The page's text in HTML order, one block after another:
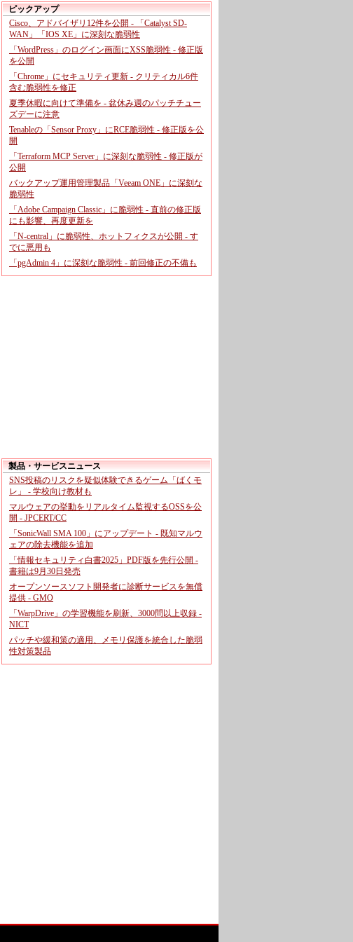
ピックアップ
Cisco、アドバイザリ12件を公開 - 「Catalyst SD-
WAN」「IOS XE」に深刻な脆弱性
「WordPress」のログイン画面にXSS脆弱性 - 修正版
を公開
「Chrome」にセキュリティ更新 - クリティカル6件
含む脆弱性を修正
夏季休暇に向けて準備を - 盆休み週のパッチチュー
ズデーに注意
Tenableの「Sensor Proxy」にRCE脆弱性 - 修正版を公
開
「Terraform MCP Server」に深刻な脆弱性 - 修正版が
公開
バックアップ運用管理製品「Veeam ONE」に深刻な
脆弱性
「Adobe Campaign Classic」に脆弱性 - 直前の修正版
にも影響、再度更新を
「N-central」に脆弱性、ホットフィクスが公開 - す
でに悪用も
「pgAdmin 4」に深刻な脆弱性 - 前回修正の不備も
製品・サービスニュース
SNS投稿のリスクを疑似体験できるゲーム「ばくモ
レ」 - 学校向け教材も
マルウェアの挙動をリアルタイム監視するOSSを公
開 - JPCERT/CC
「SonicWall SMA 100」にアップデート - 既知マルウ
ェアの除去機能を追加
「情報セキュリティ白書2025」PDF版を先行公開 -
書籍は9月30日発売
オープンソースソフト開発者に診断サービスを無償
提供 - GMO
「WarpDrive」の学習機能を刷新、3000問以上収録 -
NICT
パッチや緩和策の適用、メモリ保護を統合した脆弱
性対策製品